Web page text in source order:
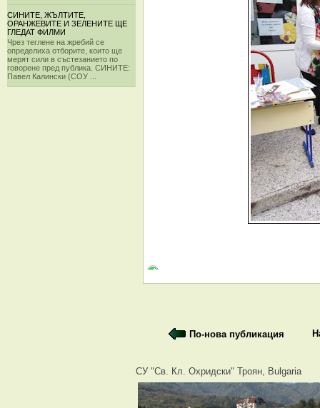
СИНИТЕ, ЖЪЛТИТЕ,
ОРАНЖЕВИТЕ И ЗЕЛЕНИТЕ ЩЕ
ГЛЕДАТ ФИЛМИ
Чрез теглене на жребий се
определиха отборите, които ще
мерят сили в състезанието по
говорене пред публика. СИНИТЕ:
Павел Калински (СОУ ...
По-нова публикация
СУ "Св. Кл. Охридски" Троян, Bulgaria